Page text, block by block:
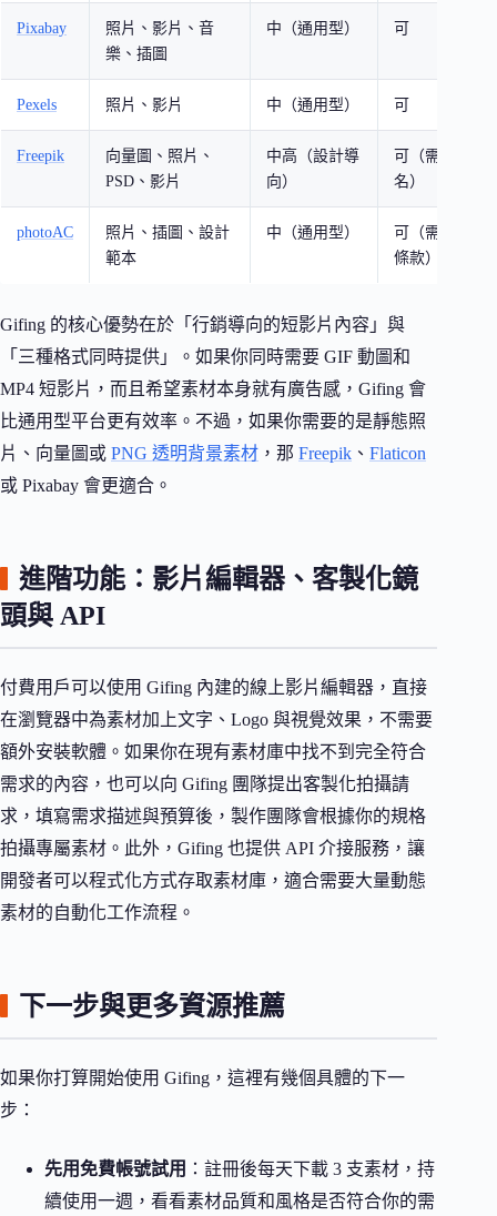
Pixabay
照片、影片、音
樂、插圖
中（通用型） 可
Pexels 照片、影片 中（通用型） 可
Freepik
向量圖、照片、
PSD、影片
中高（設計導
向）
可（需署
名）
photoAC
照片、插圖、設計
範本
中（通用型）
可（需遵守
條款）
Gifing 的核心優勢在於「行銷導向的短影片內容」與
「三種格式同時提供」。如果你同時需要 GIF 動圖和
MP4 短影片，而且希望素材本身就有廣告感，Gifing 會
比通用型平台更有效率。不過，如果你需要的是靜態照
片、向量圖或 PNG 透明背景素材 ，那 Freepik 、 Flaticon
或 Pixabay 會更適合。
進階功能：影片編輯器、客製化鏡
頭與 API
付費用戶可以使用 Gifing 內建的線上影片編輯器，直接
在瀏覽器中為素材加上文字、Logo 與視覺效果，不需要
額外安裝軟體。如果你在現有素材庫中找不到完全符合
需求的內容，也可以向 Gifing 團隊提出客製化拍攝請
求，填寫需求描述與預算後，製作團隊會根據你的規格
拍攝專屬素材。此外，Gifing 也提供 API 介接服務，讓
開發者可以程式化方式存取素材庫，適合需要大量動態
素材的自動化工作流程。
下一步與更多資源推薦
如果你打算開始使用 Gifing，這裡有幾個具體的下一
步：
先用免費帳號試用 ：註冊後每天下載 3 支素材，持
續使用一週，看看素材品質和風格是否符合你的需